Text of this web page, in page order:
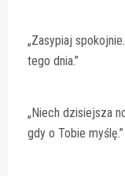
„Zasypiaj
tego dnia.”
„Niech dzisiejsza
gdy o Tobie myślę.”